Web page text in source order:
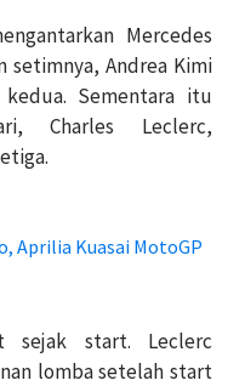
Mercedes
setimnya, Andrea Kimi
Sementara itu
Charles Leclerc,
Aprilia Kuasai MotoGP
sejak start. Leclerc
lomba setelah start